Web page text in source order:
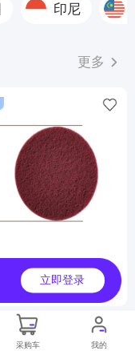
印尼
更多
洁布
月销 500000+
立即登录
采购车 我的